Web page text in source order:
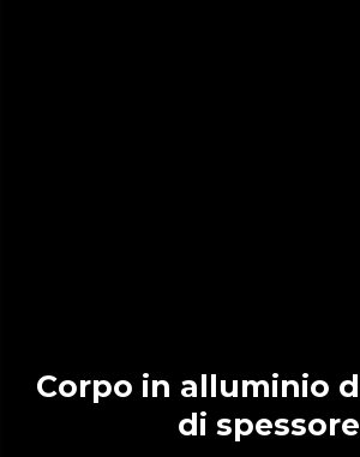
Corpo in alluminio da 2,5 mm
di spessore